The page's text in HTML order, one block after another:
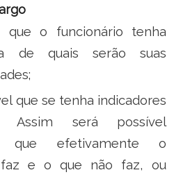
que o funcionário tenha
de quais serão suas
que se tenha indicadores
Assim será possível
que efetivamente o
faz e o que não faz, ou